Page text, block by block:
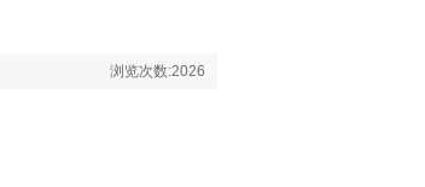
浏览次数:2026